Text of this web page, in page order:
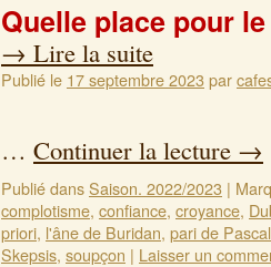
Quelle place pour
→ Lire la suite
Publié le 17 septembre 2023par
… Continuer la lecture →
Publié dansSaison. 2022/2023 |
complotisme, confiance, croyance,
priori, l'âne de Buridan, pari de Pascal
Skepsis, soupçon | Laisser un